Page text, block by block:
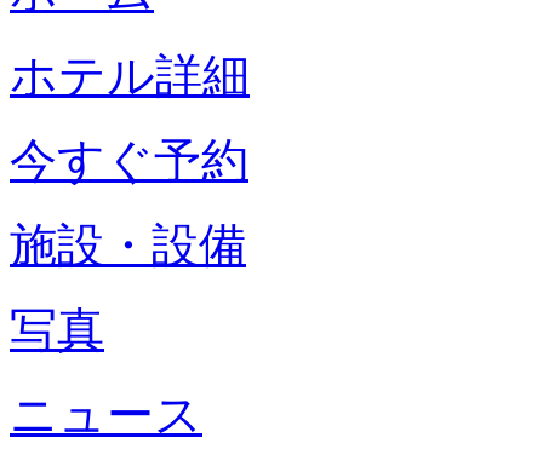
ホテル詳細
今すぐ予約
施設・設備
写真
ニュース